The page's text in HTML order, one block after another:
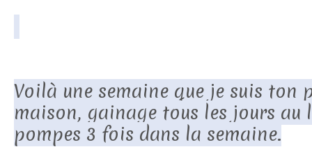
Voilà une semaine que je suis ton
maison, gainage tous les jours au
pompes 3 fois dans la semaine.